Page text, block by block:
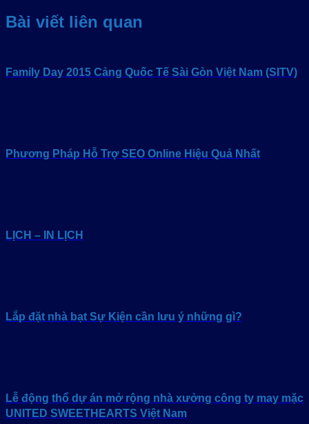
Bài viết liên quan
Family Day 2015 Cảng Quốc Tế Sài Gòn Việt Nam (SITV)
Phương Pháp Hỗ Trợ SEO Online Hiệu Quả Nhất
LỊCH – IN LỊCH
Lắp đặt nhà bạt Sự Kiện cần lưu ý những gì?
Lễ động thổ dự án mở rộng nhà xưởng công ty may mặc
UNITED SWEETHEARTS Việt Nam